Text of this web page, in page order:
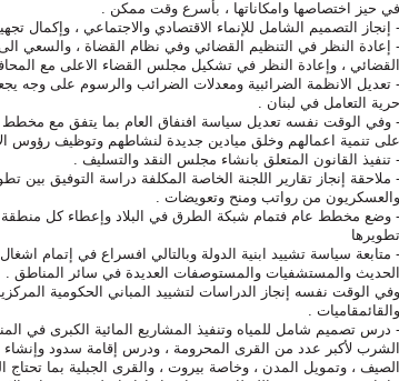
في حيز اختصاصها وامكاناتها ، بأسرع وقت ممكن .
- إنجاز التصميم الشامل للإنماء الاقتصادي والاجتماعي ، وإكمال
- إعادة النظر في التنظيم القضائي وفي نظام القضاة ، والسعي
القضائي ، وإعادة النظر في تشكيل مجلس القضاء الاعلى مع
- تعديل الانظمة الضرائبية ومعدلات الضرائب والرسوم على وجه
حرية التعامل في لبنان .
- وفي الوقت نفسه تعديل سياسة افنفاق العام بما يتفق مع مخطط
على تنمية اعمالهم وخلق ميادين جديدة لنشاطهم وتوظيف رؤوس
- تنفيذ القانون المتعلق بانشاء مجلس النقد والتسليف .
- ملاحقة إنجاز تقارير اللجنة الخاصة المكلفة دراسة التوفيق بين
والعسكريون من رواتب ومنح وتعويضات .
- وضع مخطط عام فتمام شبكة الطرق في البلاد وإعطاء كل منطقة
تطويرها
- متابعة سياسة تشييد ابنية الدولة وبالتالي افسراع في إتمام
الحديث والمستشفيات والمستوصفات العديدة في سائر المناطق .
وفي الوقت نفسه إنجاز الدراسات لتشييد المباني الحكومية
والقائمقاميات .
- درس تصميم شامل للمياه وتنفيذ المشاريع المائية الكبرى في
الشرب لأكبر عدد من القرى المحرومة ، ودرس إقامة سدود وإنشاء
الصيف ، وتمويل المدن ، وخاصة بيروت ، والقرى الجبلية بما تحتاج